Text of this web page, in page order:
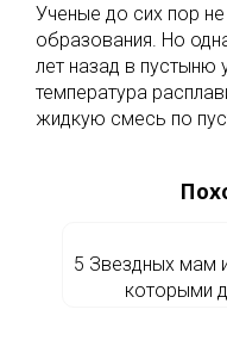
Ученые до сих пор
образования. Но
лет назад в пустыню
температура
жидкую смесь по
5 Звездных мам
которыми